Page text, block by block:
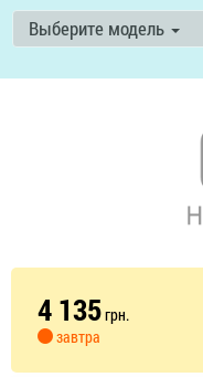
Выберите модель
4 135грн.
завтра